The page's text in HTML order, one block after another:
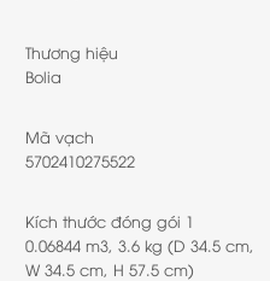
Thương hiệu
Bolia
Mã vạch
5702410275522
Kích thước đóng gói 1
0.06844 m3, 3.6 kg (D 34.5 cm,
W 34.5 cm, H 57.5 cm)